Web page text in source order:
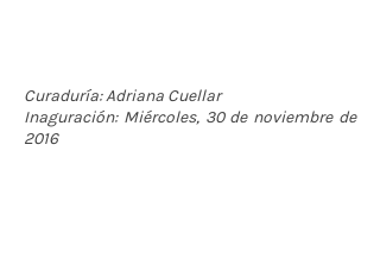
Curaduría: Adriana Cuellar
Inaguración: Miércoles, 30 de noviembre de
2016